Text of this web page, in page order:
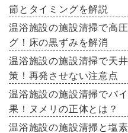
節とタイミングを解説
温浴施設の施設清掃で高
グ！床の黒ずみを解消
温浴施設の施設清掃で天
策！再発させない注意点
温浴施設の施設清掃でバ
果！ヌメリの正体とは？
温浴施設の施設清掃と塩